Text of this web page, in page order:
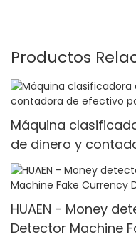
Productos
Máquina
de dinero y
múltiples divisas
HUAEN - Money
Detector Machine